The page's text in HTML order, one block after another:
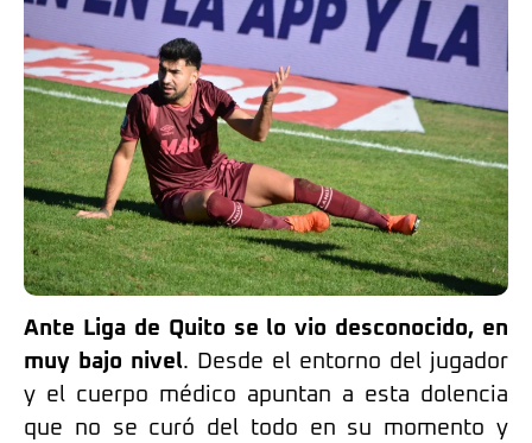
Ante Liga de Quito se lo vio desconocido, en
muy bajo nivel. Desde el entorno del jugador
y el cuerpo médico apuntan a esta dolencia
que no se curó del todo en su momento y